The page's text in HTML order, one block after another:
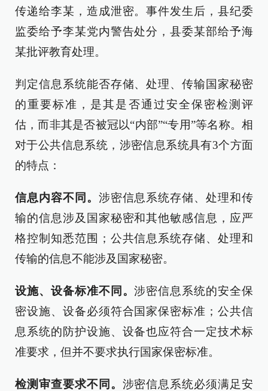
传递给李某，造成泄密。事件发生后，县纪委
监委给予李某党内警告处分，县委某部给予海
某批评教育处理。
判定信息系统能否存储、处理、传输国家秘密
的重要标准，是其是否通过安全保密检测评
估，而非其是否被冠以“内部”“专用”等名称。相
对于公共信息系统，涉密信息系统具有3个方面
的特点：
信息内容不同。 涉密信息系统存储、处理和传
输的信息涉及国家秘密和其他敏感信息，应严
格控制知悉范围；公共信息系统存储、处理和
传输的信息不能涉及国家秘密。
设施、设备标准不同。涉密信息系统的安全保
密设施、设备必须符合国家保密标准；公共信
息系统的防护设施、设备也应符合一定技术标
准要求，但并不要求执行国家保密标准。
检测审查要求不同。 涉密信息系统必须满足安